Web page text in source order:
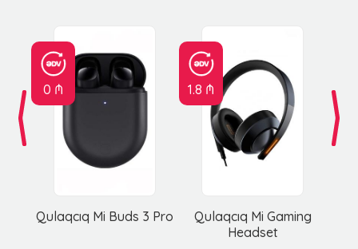
0 ₼
Qulaqcıq Mi Buds 3 Pro
1.8 ₼
Qulaqcıq Mi Gaming
Headset